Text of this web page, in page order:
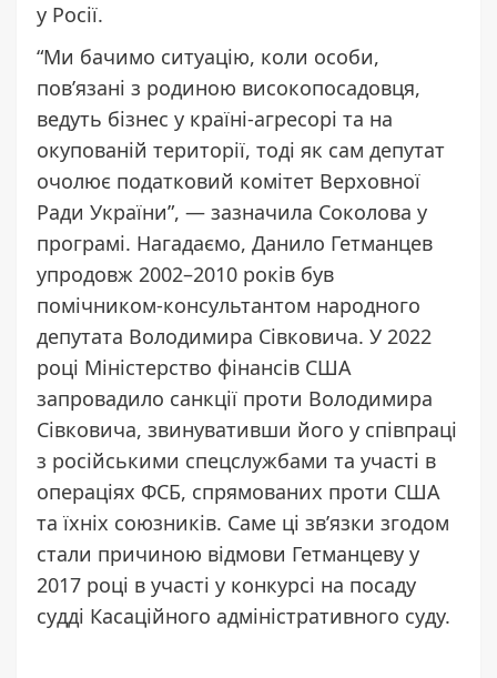
у Росії.
“Ми бачимо ситуацію, коли особи,
пов’язані з родиною високопосадовця,
ведуть бізнес у країні-агресорі та на
окупованій території, тоді як сам депутат
очолює податковий комітет Верховної
Ради України”, — зазначила Соколова у
програмі. Нагадаємо, Данило Гетманцев
упродовж 2002–2010 років був
помічником-консультантом народного
депутата Володимира Сівковича. У 2022
році Міністерство фінансів США
запровадило санкції проти Володимира
Сівковича, звинувативши його у співпраці
з російськими спецслужбами та участі в
операціях ФСБ, спрямованих проти США
та їхніх союзників. Саме ці зв’язки згодом
стали причиною відмови Гетманцеву у
2017 році в участі у конкурсі на посаду
судді Касаційного адміністративного суду.